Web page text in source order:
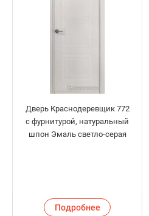
Дверь Краснодеревщик 772
с фурнитурой, натуральный
шпон Эмаль светло-серая
Подробнее